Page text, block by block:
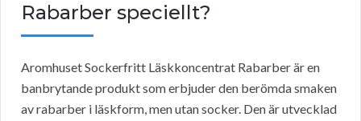
Rabarber speciellt?
Aromhuset Sockerfritt Läskkoncentrat Rabarber är en
banbrytande produkt som erbjuder den berömda smaken
av rabarber i läskform, men utan socker. Den är utvecklad